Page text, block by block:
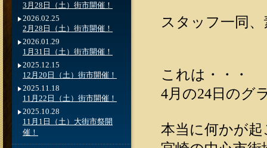
スタッフ一同
これは・・・
4月の24日のグ
本当に何かが
3月28日（土）街市開催！
2026.02.25
2月28日（土）街市開催！
2026.01.29
1月31日（土）街市開催！
2025.12.15
12月20日（土）街市開催！
2025.11.18
11月22日（土）街市開催！
2025.10.28
11月1日（土）大街市祭開
催！